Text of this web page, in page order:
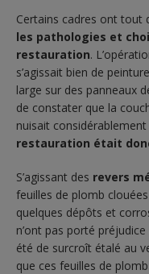
Certains cadres ont tout
les pathologies et
restauration.
s’agissait bien de
large sur des panneaux
de constater que la
nuisait
restauration était
S’agissant des revers
feuilles de plomb
quelques dépôts et
n’ont pas porté
été de surcroît étalé au
que ces feuilles de